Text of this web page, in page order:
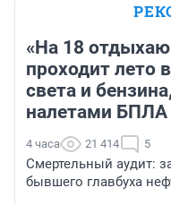
«На 18
проходит лето
света и
налетами БПЛА
4 часа 21 414 5
Смертельный аудит:
бывшего главбуха